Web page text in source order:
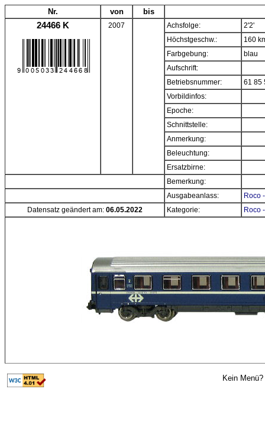
Nr. von bis
24466 K 2007 Achsfolge:
2'2'
Höchstgeschw.:
160
Farbgebung:
blau
Aufschrift:
Betriebsnummer:
61 85
Vorbildinfos:
Epoche:
Schnittstelle:
Anmerkung:
Beleuchtung:
Ersatzbirne:
Bemerkung:
Ausgabeanlass:
Roco
Datensatz geändert am: 06.05.2022 Kategorie: Roco
Kein